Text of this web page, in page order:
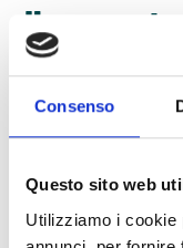
Consenso
Questo sito web
Utilizziamo i cookie
Il
Di fronte alle
differenza per i
la sofferenza della
Il processo di
complessa e